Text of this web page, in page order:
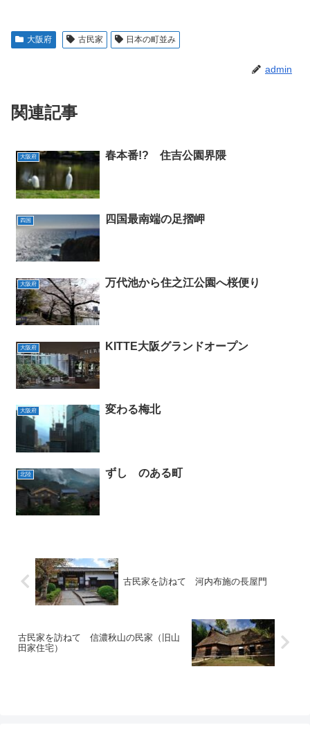
大阪府 古民家 日本の町並み
admin
関連記事
大阪府 春本番!? 住吉公園界隈
四国 四国最南端の足摺岬
大阪府 万代池から住之江公園へ桜便り
大阪府 KITTE大阪グランドオープン
大阪府 変わる梅北
北陸 ずし のある町
古民家を訪ねて 河内布施の長屋門
古民家を訪ねて 信濃秋山の民家（旧山
田家住宅）